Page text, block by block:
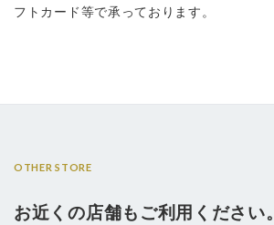
フトカード等で承っております。
OTHER STORE
お近くの店舗もご利用ください。